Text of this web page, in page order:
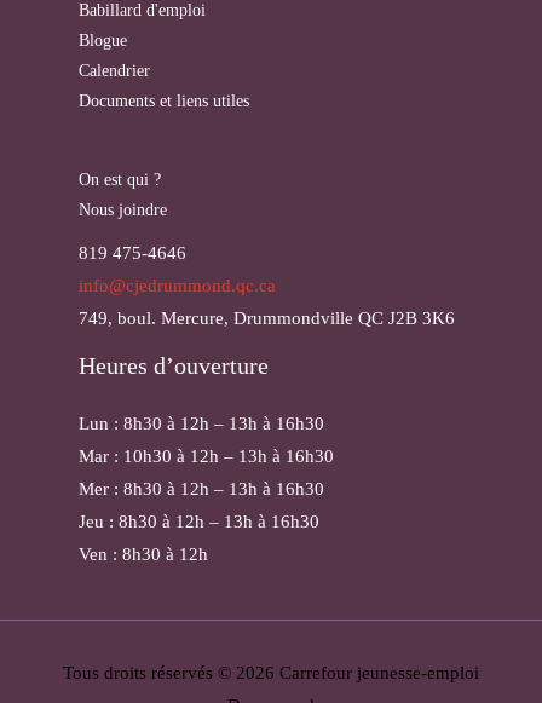
Babillard d'emploi
Blogue
Calendrier
Documents et liens utiles
On est qui ?
Nous joindre
819 475-4646
info@cjedrummond.qc.ca
749, boul. Mercure, Drummondville QC J2B 3K6
Heures d’ouverture
Lun : 8h30 à 12h – 13h à 16h30
Mar : 10h30 à 12h – 13h à 16h30
Mer : 8h30 à 12h – 13h à 16h30
Jeu : 8h30 à 12h – 13h à 16h30
Ven : 8h30 à 12h
Tous droits réservés © 2026 Carrefour jeunesse-emploi